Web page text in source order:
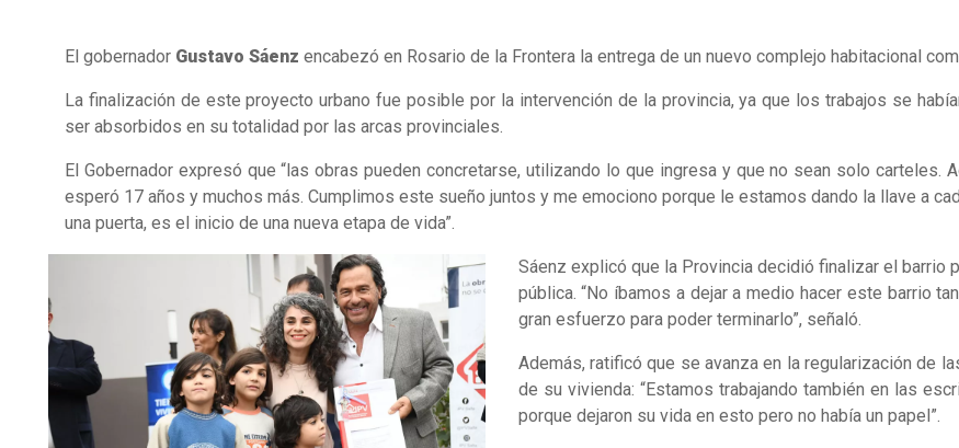
El gobernadorGustavo Sáenz encabezó en Rosario de la Frontera la entrega de un nuevo complejo habitacional
La finalización de este proyecto urbano fue posible por la intervención de la provincia, ya que los trabajos se
ser absorbidos en su totalidad por las arcas provinciales.
El Gobernador expresó que “las obras pueden concretarse, utilizando lo que ingresa y que no sean solo
esperó 17 años y muchos más. Cumplimos este sueño juntos y me emociono porque le estamos dando la llave a
una puerta, es el inicio de una nueva etapa de vida”.
Sáenz explicó que la Provincia decidió finalizar el barrio
pública. “No íbamos a dejar a medio hacer este barrio
gran esfuerzo para poder terminarlo”, señaló.
Además, ratificó que se avanza en la regularización de
de su vivienda: “Estamos trabajando también en las
porque dejaron su vida en esto pero no había un papel”.